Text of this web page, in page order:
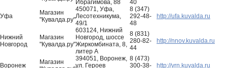
Ибрагимова, 88
40
Уфа
Магазин
"Кувалда.ру"
450071, Уфа,
Лесотехникума,
49/1
8 (347)
292-48-
48
http://ufa.kuvalda.ru
Нижний
Новгород
Магазин
"Кувалда.ру"
603124, Нижний
Новгород, шоссе
Жиркомбината, 8,
литер А
8 (831)
280-82-
44
http://nnov.kuvalda.ru
Воронеж
Магазин
394051, Воронеж,
ул. Героев
8 (473)
300-38-
http://vrn.kuvalda.ru